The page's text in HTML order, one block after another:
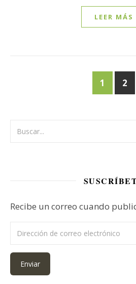
LEER MÁS
1 2
Recibe un correo cuando
Dirección de correo electrónico
Enviar